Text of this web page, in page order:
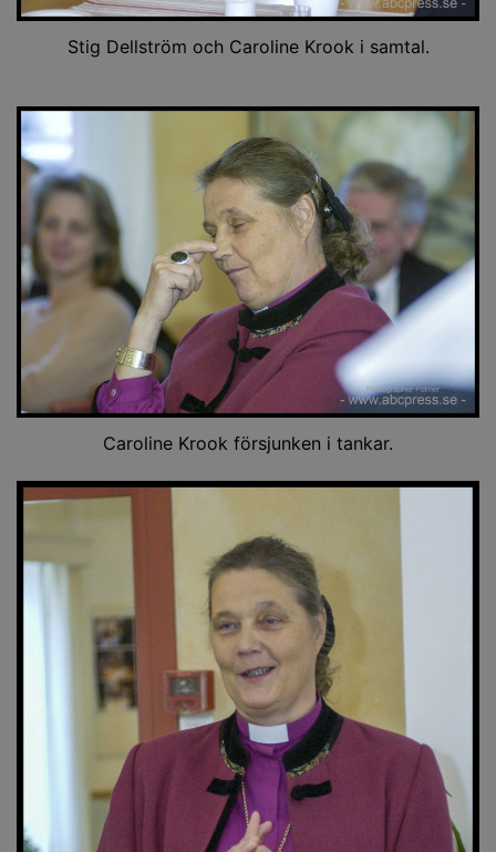
Stig Dellström och Caroline Krook i samtal.
Caroline Krook försjunken i tankar.